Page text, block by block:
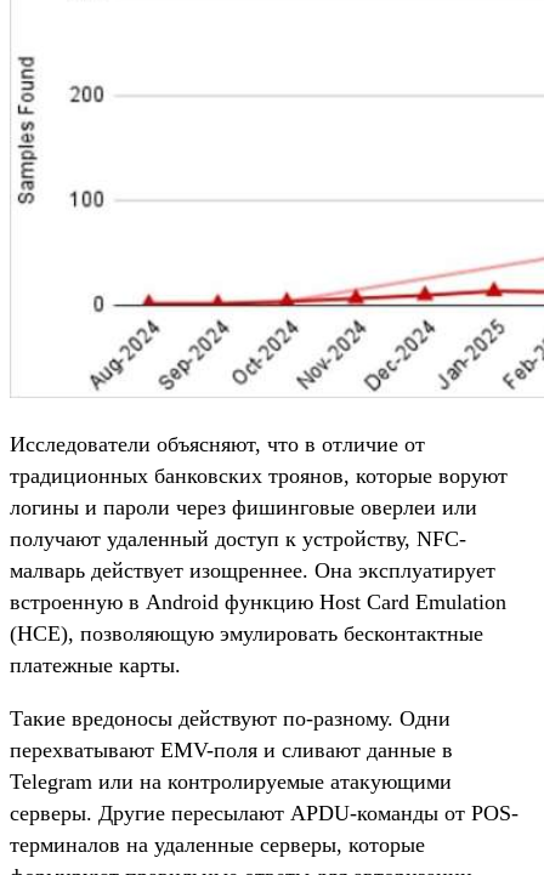
Исследователи объясняют, что в отличие от
традиционных банковских троянов, которые воруют
логины и пароли через фишинговые оверлеи или
получают удаленный доступ к устройству, NFC-
малварь действует изощреннее. Она эксплуатирует
встроенную в Android функцию Host Card Emulation
(HCE), позволяющую эмулировать бесконтактные
платежные карты.
Такие вредоносы действуют по-разному. Одни
перехватывают EMV-поля и сливают данные в
Telegram или на контролируемые атакующими
серверы. Другие пересылают APDU-команды от POS-
терминалов на удаленные серверы, которые